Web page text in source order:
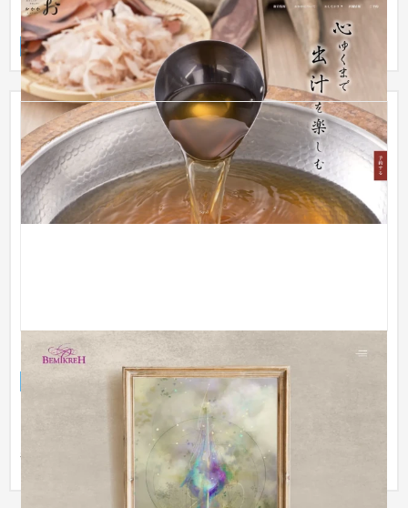
しゃぶしゃぶ おかか 様
ブランドサイト 飲食店・レストラン
【芸術・イベント】株式会社Bemikreh
芸能・アーティスト・音楽 〜30万円
・新規立ち上げの際にご依頼いただきました。 ・ブランドイメ
ージに合わせたデザインを表現。 ・コンセプトをわかりやすく
表現。